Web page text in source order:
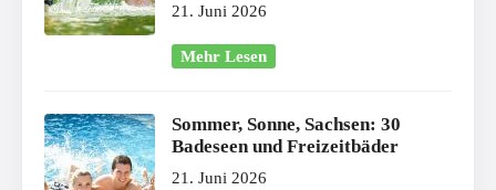
21. Juni 2026
Mehr Lesen
Sommer, Sonne, Sachsen: 30
Badeseen und Freizeitbäder
21. Juni 2026